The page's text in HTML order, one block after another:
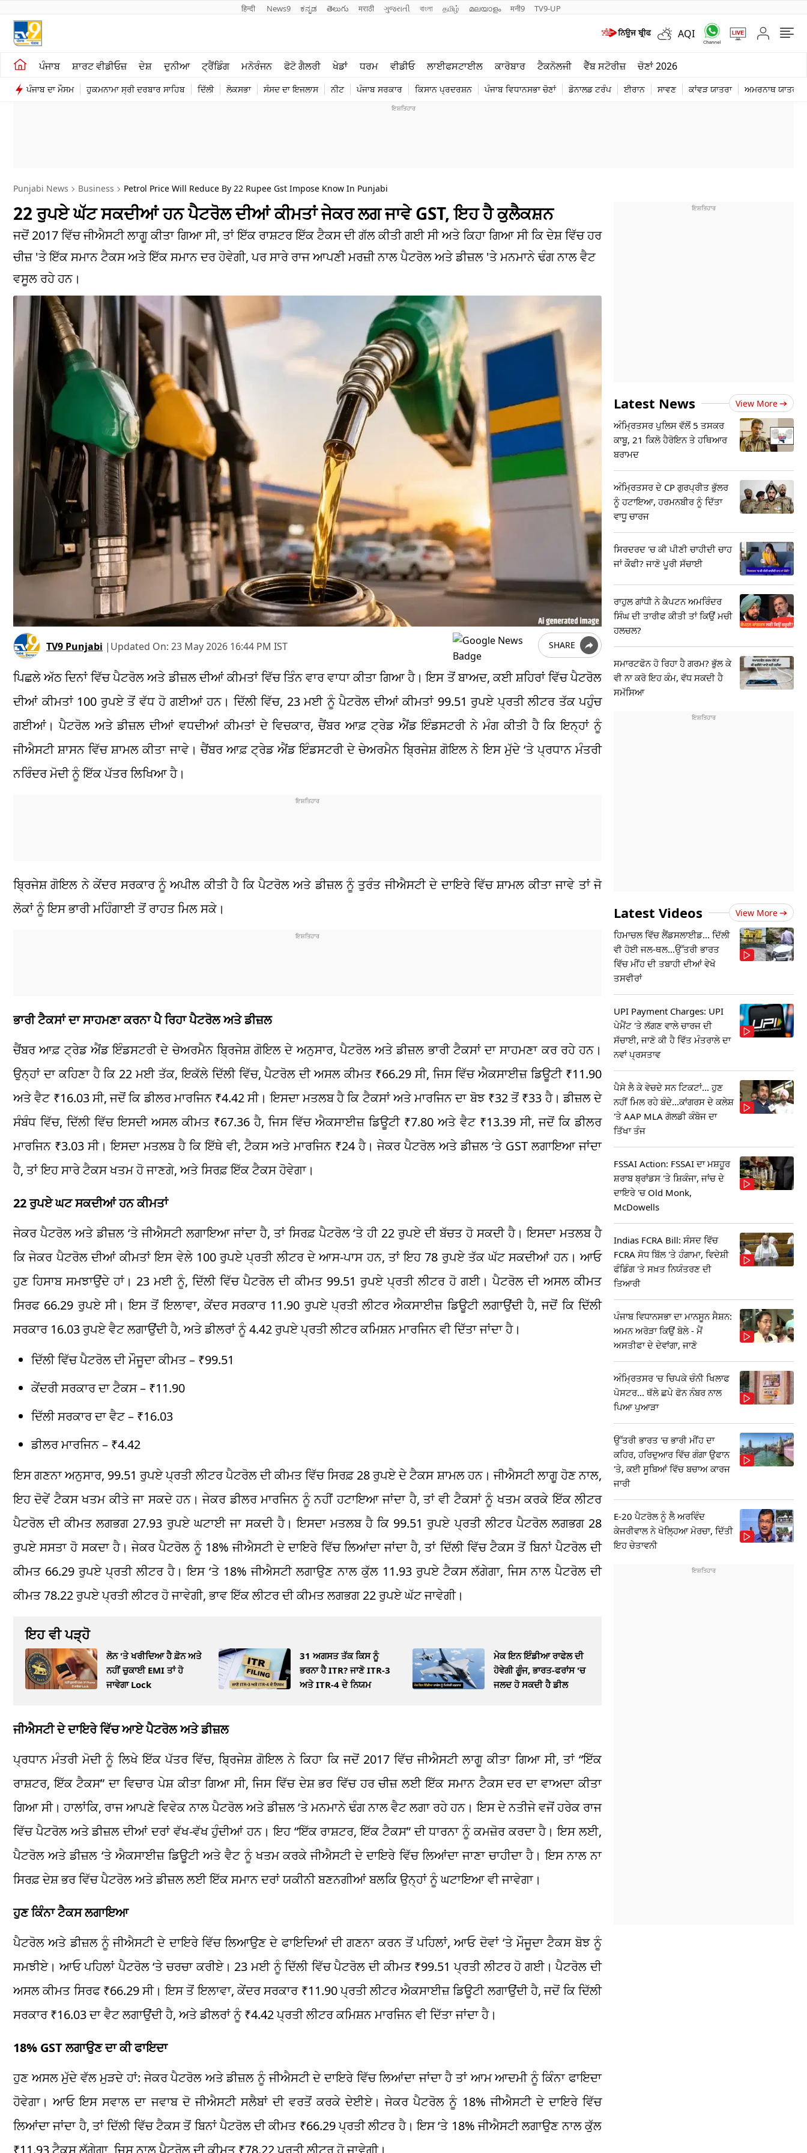
हिन्दी News9 ಕನ್ನಡ తెలుగు मराठी ગુજરાતી বাংলা தமிழ் മലയാളം मनी9 TV9-UP
AQI
ਪੰਜਾਬ ਸ਼ਾਰਟ ਵੀਡੀਓਜ਼ ਦੇਸ਼ ਦੁਨੀਆ ਟ੍ਰੈਂਡਿੰਗ ਮਨੋਰੰਜਨ ਫੋਟੋ ਗੈਲਰੀ ਖੇਡਾਂ ਧਰਮ ਵੀਡੀਓ ਲਾਈਫਸਟਾਈਲ ਕਾਰੋਬਾਰ ਟੈਕਨੋਲਜੀ ਵੈੱਬ ਸਟੋਰੀਜ਼ ਚੋਣਾਂ 2026
ਪੰਜਾਬ ਦਾ ਮੌਸਮ ਹੁਕਮਨਾਮਾ ਸ੍ਰੀ ਦਰਬਾਰ ਸਾਹਿਬ ਦਿੱਲੀ ਲੋਕਸਭਾ ਸੰਸਦ ਦਾ ਇਜਲਾਸ ਨੀਟ ਪੰਜਾਬ ਸਰਕਾਰ ਕਿਸਾਨ ਪ੍ਰਦਰਸ਼ਨ ਪੰਜਾਬ ਵਿਧਾਨਸਭਾ ਚੋਣਾਂ ਡੋਨਾਲਡ ਟਰੰਪ ਈਰਾਨ ਸਾਵਣ ਕਾਂਵੜ ਯਾਤਰਾ ਅਮਰਨਾਥ ਯਾਤਰਾ
ਖੇਤੀਬਾੜੀ
ਸ਼ਾਰਟ ਵੀਡੀਓਜ਼
ਮਨੋਰੰਜਨ
ਪੰਜਾਬ
ਟੈਕਨੋਲਜੀ
ਦੁਨੀਆ
Punjabi News Business Petrol Price Will Reduce By 22 Rupee Gst Impose Know In Punjabi
22 ਰੁਪਏ ਘੱਟ ਸਕਦੀਆਂ ਹਨ ਪੈਟਰੋਲ ਦੀਆਂ ਕੀਮਤਾਂ ਜੇਕਰ ਲਗ ਜਾਵੇ GST, ਇਹ ਹੈ ਕੁਲੈਕਸ਼ਨ
ਜਦੋਂ 2017 ਵਿੱਚ ਜੀਐਸਟੀ ਲਾਗੂ ਕੀਤਾ ਗਿਆ ਸੀ, ਤਾਂ ਇੱਕ ਰਾਸ਼ਟਰ ਇੱਕ ਟੈਕਸ ਦੀ ਗੱਲ ਕੀਤੀ ਗਈ ਸੀ ਅਤੇ ਕਿਹਾ ਗਿਆ ਸੀ ਕਿ ਦੇਸ਼ ਵਿੱਚ ਹਰ
ਚੀਜ਼ 'ਤੇ ਇੱਕ ਸਮਾਨ ਟੈਕਸ ਅਤੇ ਇੱਕ ਸਮਾਨ ਦਰ ਹੋਵੇਗੀ, ਪਰ ਸਾਰੇ ਰਾਜ ਆਪਣੀ ਮਰਜ਼ੀ ਨਾਲ ਪੈਟਰੋਲ ਅਤੇ ਡੀਜ਼ਲ 'ਤੇ ਮਨਮਾਨੇ ਢੰਗ ਨਾਲ ਵੈਟ
ਵਸੂਲ ਰਹੇ ਹਨ।
TV9 Punjabi | Updated On: 23 May 2026 16:44 PM IST SHARE
ਪਿਛਲੇ ਅੱਠ ਦਿਨਾਂ ਵਿੱਚ ਪੈਟਰੋਲ ਅਤੇ ਡੀਜ਼ਲ ਦੀਆਂ ਕੀਮਤਾਂ ਵਿੱਚ ਤਿੰਨ ਵਾਰ ਵਾਧਾ ਕੀਤਾ ਗਿਆ ਹੈ। ਇਸ ਤੋਂ ਬਾਅਦ, ਕਈ ਸ਼ਹਿਰਾਂ ਵਿੱਚ ਪੈਟਰੋਲ
ਦੀਆਂ ਕੀਮਤਾਂ 100 ਰੁਪਏ ਤੋਂ ਵੱਧ ਹੋ ਗਈਆਂ ਹਨ। ਦਿੱਲੀ ਵਿੱਚ, 23 ਮਈ ਨੂੰ ਪੈਟਰੋਲ ਦੀਆਂ ਕੀਮਤਾਂ 99.51 ਰੁਪਏ ਪ੍ਰਤੀ ਲੀਟਰ ਤੱਕ ਪਹੁੰਚ
ਗਈਆਂ। ਪੈਟਰੋਲ ਅਤੇ ਡੀਜ਼ਲ ਦੀਆਂ ਵਧਦੀਆਂ ਕੀਮਤਾਂ ਦੇ ਵਿਚਕਾਰ, ਚੈਂਬਰ ਆਫ਼ ਟ੍ਰੇਡ ਐਂਡ ਇੰਡਸਟਰੀ ਨੇ ਮੰਗ ਕੀਤੀ ਹੈ ਕਿ ਇਨ੍ਹਾਂ ਨੂੰ
ਜੀਐਸਟੀ ਸ਼ਾਸਨ ਵਿੱਚ ਸ਼ਾਮਲ ਕੀਤਾ ਜਾਵੇ। ਚੈਂਬਰ ਆਫ਼ ਟ੍ਰੇਡ ਐਂਡ ਇੰਡਸਟਰੀ ਦੇ ਚੇਅਰਮੈਨ ਬ੍ਰਿਜੇਸ਼ ਗੋਇਲ ਨੇ ਇਸ ਮੁੱਦੇ ‘ਤੇ ਪ੍ਰਧਾਨ ਮੰਤਰੀ
ਨਰਿੰਦਰ ਮੋਦੀ ਨੂੰ ਇੱਕ ਪੱਤਰ ਲਿਖਿਆ ਹੈ।
ਬ੍ਰਿਜੇਸ਼ ਗੋਇਲ ਨੇ ਕੇਂਦਰ ਸਰਕਾਰ ਨੂੰ ਅਪੀਲ ਕੀਤੀ ਹੈ ਕਿ ਪੈਟਰੋਲ ਅਤੇ ਡੀਜ਼ਲ ਨੂੰ ਤੁਰੰਤ ਜੀਐਸਟੀ ਦੇ ਦਾਇਰੇ ਵਿੱਚ ਸ਼ਾਮਲ ਕੀਤਾ ਜਾਵੇ ਤਾਂ ਜੋ
ਲੋਕਾਂ ਨੂੰ ਇਸ ਭਾਰੀ ਮਹਿੰਗਾਈ ਤੋਂ ਰਾਹਤ ਮਿਲ ਸਕੇ।
ਭਾਰੀ ਟੈਕਸਾਂ ਦਾ ਸਾਹਮਣਾ ਕਰਨਾ ਪੈ ਰਿਹਾ ਪੈਟਰੋਲ ਅਤੇ ਡੀਜ਼ਲ
ਚੈਂਬਰ ਆਫ਼ ਟ੍ਰੇਡ ਐਂਡ ਇੰਡਸਟਰੀ ਦੇ ਚੇਅਰਮੈਨ ਬ੍ਰਿਜੇਸ਼ ਗੋਇਲ ਦੇ ਅਨੁਸਾਰ, ਪੈਟਰੋਲ ਅਤੇ ਡੀਜ਼ਲ ਭਾਰੀ ਟੈਕਸਾਂ ਦਾ ਸਾਹਮਣਾ ਕਰ ਰਹੇ ਹਨ।
ਉਨ੍ਹਾਂ ਦਾ ਕਹਿਣਾ ਹੈ ਕਿ 22 ਮਈ ਤੱਕ, ਇਕੱਲੇ ਦਿੱਲੀ ਵਿੱਚ, ਪੈਟਰੋਲ ਦੀ ਅਸਲ ਕੀਮਤ ₹66.29 ਸੀ, ਜਿਸ ਵਿੱਚ ਐਕਸਾਈਜ਼ ਡਿਊਟੀ ₹11.90
ਅਤੇ ਵੈਟ ₹16.03 ਸੀ, ਜਦੋਂ ਕਿ ਡੀਲਰ ਮਾਰਜਿਨ ₹4.42 ਸੀ। ਇਸਦਾ ਮਤਲਬ ਹੈ ਕਿ ਟੈਕਸਾਂ ਅਤੇ ਮਾਰਜਿਨ ਦਾ ਬੋਝ ₹32 ਤੋਂ ₹33 ਹੈ। ਡੀਜ਼ਲ ਦੇ
ਸੰਬੰਧ ਵਿੱਚ, ਦਿੱਲੀ ਵਿੱਚ ਇਸਦੀ ਅਸਲ ਕੀਮਤ ₹67.36 ਹੈ, ਜਿਸ ਵਿੱਚ ਐਕਸਾਈਜ਼ ਡਿਊਟੀ ₹7.80 ਅਤੇ ਵੈਟ ₹13.39 ਸੀ, ਜਦੋਂ ਕਿ ਡੀਲਰ
ਮਾਰਜਿਨ ₹3.03 ਸੀ। ਇਸਦਾ ਮਤਲਬ ਹੈ ਕਿ ਇੱਥੇ ਵੀ, ਟੈਕਸ ਅਤੇ ਮਾਰਜਿਨ ₹24 ਹੈ। ਜੇਕਰ ਪੈਟਰੋਲ ਅਤੇ ਡੀਜ਼ਲ ‘ਤੇ GST ਲਗਾਇਆ ਜਾਂਦਾ
ਹੈ, ਤਾਂ ਇਹ ਸਾਰੇ ਟੈਕਸ ਖਤਮ ਹੋ ਜਾਣਗੇ, ਅਤੇ ਸਿਰਫ਼ ਇੱਕ ਟੈਕਸ ਹੋਵੇਗਾ।
22 ਰੁਪਏ ਘਟ ਸਕਦੀਆਂ ਹਨ ਕੀਮਤਾਂ
ਜੇਕਰ ਪੈਟਰੋਲ ਅਤੇ ਡੀਜ਼ਲ ‘ਤੇ ਜੀਐਸਟੀ ਲਗਾਇਆ ਜਾਂਦਾ ਹੈ, ਤਾਂ ਸਿਰਫ਼ ਪੈਟਰੋਲ ‘ਤੇ ਹੀ 22 ਰੁਪਏ ਦੀ ਬੱਚਤ ਹੋ ਸਕਦੀ ਹੈ। ਇਸਦਾ ਮਤਲਬ ਹੈ
ਕਿ ਜੇਕਰ ਪੈਟਰੋਲ ਦੀਆਂ ਕੀਮਤਾਂ ਇਸ ਵੇਲੇ 100 ਰੁਪਏ ਪ੍ਰਤੀ ਲੀਟਰ ਦੇ ਆਸ-ਪਾਸ ਹਨ, ਤਾਂ ਇਹ 78 ਰੁਪਏ ਤੱਕ ਘੱਟ ਸਕਦੀਆਂ ਹਨ। ਆਓ
ਹੁਣ ਹਿਸਾਬ ਸਮਝਾਉਂਦੇ ਹਾਂ। 23 ਮਈ ਨੂੰ, ਦਿੱਲੀ ਵਿੱਚ ਪੈਟਰੋਲ ਦੀ ਕੀਮਤ 99.51 ਰੁਪਏ ਪ੍ਰਤੀ ਲੀਟਰ ਹੋ ਗਈ। ਪੈਟਰੋਲ ਦੀ ਅਸਲ ਕੀਮਤ
ਸਿਰਫ 66.29 ਰੁਪਏ ਸੀ। ਇਸ ਤੋਂ ਇਲਾਵਾ, ਕੇਂਦਰ ਸਰਕਾਰ 11.90 ਰੁਪਏ ਪ੍ਰਤੀ ਲੀਟਰ ਐਕਸਾਈਜ਼ ਡਿਊਟੀ ਲਗਾਉਂਦੀ ਹੈ, ਜਦੋਂ ਕਿ ਦਿੱਲੀ
ਸਰਕਾਰ 16.03 ਰੁਪਏ ਵੈਟ ਲਗਾਉਂਦੀ ਹੈ, ਅਤੇ ਡੀਲਰਾਂ ਨੂੰ 4.42 ਰੁਪਏ ਪ੍ਰਤੀ ਲੀਟਰ ਕਮਿਸ਼ਨ ਮਾਰਜਿਨ ਵੀ ਦਿੱਤਾ ਜਾਂਦਾ ਹੈ।
ਦਿੱਲੀ ਵਿੱਚ ਪੈਟਰੋਲ ਦੀ ਮੌਜੂਦਾ ਕੀਮਤ – ₹99.51
ਕੇਂਦਰੀ ਸਰਕਾਰ ਦਾ ਟੈਕਸ – ₹11.90
ਦਿੱਲੀ ਸਰਕਾਰ ਦਾ ਵੈਟ – ₹16.03
ਡੀਲਰ ਮਾਰਜਿਨ – ₹4.42
ਇਸ ਗਣਨਾ ਅਨੁਸਾਰ, 99.51 ਰੁਪਏ ਪ੍ਰਤੀ ਲੀਟਰ ਪੈਟਰੋਲ ਦੀ ਕੀਮਤ ਵਿੱਚ ਸਿਰਫ਼ 28 ਰੁਪਏ ਦੇ ਟੈਕਸ ਸ਼ਾਮਲ ਹਨ। ਜੀਐਸਟੀ ਲਾਗੂ ਹੋਣ ਨਾਲ,
ਇਹ ਦੋਵੇਂ ਟੈਕਸ ਖਤਮ ਕੀਤੇ ਜਾ ਸਕਦੇ ਹਨ। ਜੇਕਰ ਡੀਲਰ ਮਾਰਜਿਨ ਨੂੰ ਨਹੀਂ ਹਟਾਇਆ ਜਾਂਦਾ ਹੈ, ਤਾਂ ਵੀ ਟੈਕਸਾਂ ਨੂੰ ਖਤਮ ਕਰਕੇ ਇੱਕ ਲੀਟਰ
ਪੈਟਰੋਲ ਦੀ ਕੀਮਤ ਲਗਭਗ 27.93 ਰੁਪਏ ਘਟਾਈ ਜਾ ਸਕਦੀ ਹੈ। ਇਸਦਾ ਮਤਲਬ ਹੈ ਕਿ 99.51 ਰੁਪਏ ਪ੍ਰਤੀ ਲੀਟਰ ਪੈਟਰੋਲ ਲਗਭਗ 28
ਰੁਪਏ ਸਸਤਾ ਹੋ ਸਕਦਾ ਹੈ। ਜੇਕਰ ਪੈਟਰੋਲ ਨੂੰ 18% ਜੀਐਸਟੀ ਦੇ ਦਾਇਰੇ ਵਿੱਚ ਲਿਆਂਦਾ ਜਾਂਦਾ ਹੈ, ਤਾਂ ਦਿੱਲੀ ਵਿੱਚ ਟੈਕਸ ਤੋਂ ਬਿਨਾਂ ਪੈਟਰੋਲ ਦੀ
ਕੀਮਤ 66.29 ਰੁਪਏ ਪ੍ਰਤੀ ਲੀਟਰ ਹੈ। ਇਸ ‘ਤੇ 18% ਜੀਐਸਟੀ ਲਗਾਉਣ ਨਾਲ ਕੁੱਲ 11.93 ਰੁਪਏ ਟੈਕਸ ਲੱਗੇਗਾ, ਜਿਸ ਨਾਲ ਪੈਟਰੋਲ ਦੀ
ਕੀਮਤ 78.22 ਰੁਪਏ ਪ੍ਰਤੀ ਲੀਟਰ ਹੋ ਜਾਵੇਗੀ, ਭਾਵ ਇੱਕ ਲੀਟਰ ਦੀ ਕੀਮਤ ਲਗਭਗ 22 ਰੁਪਏ ਘੱਟ ਜਾਵੇਗੀ।
ਇਹ ਵੀ ਪੜ੍ਹੋ
ਲੋਨ 'ਤੇ ਖਰੀਦਿਆ ਹੈ ਫ਼ੋਨ ਅਤੇ
ਨਹੀਂ ਚੁਕਾਈ EMI ਤਾਂ ਹੋ
ਜਾਵੇਗਾ Lock
31 ਅਗਸਤ ਤੱਕ ਕਿਸ ਨੂੰ
ਭਰਨਾ ਹੈ ITR? ਜਾਣੋ ITR-3
ਅਤੇ ITR-4 ਦੇ ਨਿਯਮ
ਮੇਕ ਇਨ ਇੰਡੀਆ ਰਾਫੇਲ ਦੀ
ਹੋਵੇਗੀ ਗੂੰਜ, ਭਾਰਤ-ਫਰਾਂਸ 'ਚ
ਜਲਦ ਹੋ ਸਕਦੀ ਹੈ ਡੀਲ
ਜੀਐਸਟੀ ਦੇ ਦਾਇਰੇ ਵਿੱਚ ਆਏ ਪੈਟਰੋਲ ਅਤੇ ਡੀਜ਼ਲ
ਪ੍ਰਧਾਨ ਮੰਤਰੀ ਮੋਦੀ ਨੂੰ ਲਿਖੇ ਇੱਕ ਪੱਤਰ ਵਿੱਚ, ਬ੍ਰਿਜੇਸ਼ ਗੋਇਲ ਨੇ ਕਿਹਾ ਕਿ ਜਦੋਂ 2017 ਵਿੱਚ ਜੀਐਸਟੀ ਲਾਗੂ ਕੀਤਾ ਗਿਆ ਸੀ, ਤਾਂ “ਇੱਕ
ਰਾਸ਼ਟਰ, ਇੱਕ ਟੈਕਸ” ਦਾ ਵਿਚਾਰ ਪੇਸ਼ ਕੀਤਾ ਗਿਆ ਸੀ, ਜਿਸ ਵਿੱਚ ਦੇਸ਼ ਭਰ ਵਿੱਚ ਹਰ ਚੀਜ਼ ਲਈ ਇੱਕ ਸਮਾਨ ਟੈਕਸ ਦਰ ਦਾ ਵਾਅਦਾ ਕੀਤਾ
ਗਿਆ ਸੀ। ਹਾਲਾਂਕਿ, ਰਾਜ ਆਪਣੇ ਵਿਵੇਕ ਨਾਲ ਪੈਟਰੋਲ ਅਤੇ ਡੀਜ਼ਲ ‘ਤੇ ਮਨਮਾਨੇ ਢੰਗ ਨਾਲ ਵੈਟ ਲਗਾ ਰਹੇ ਹਨ। ਇਸ ਦੇ ਨਤੀਜੇ ਵਜੋਂ ਹਰੇਕ ਰਾਜ
ਵਿੱਚ ਪੈਟਰੋਲ ਅਤੇ ਡੀਜ਼ਲ ਦੀਆਂ ਦਰਾਂ ਵੱਖ-ਵੱਖ ਹੁੰਦੀਆਂ ਹਨ। ਇਹ “ਇੱਕ ਰਾਸ਼ਟਰ, ਇੱਕ ਟੈਕਸ” ਦੀ ਧਾਰਨਾ ਨੂੰ ਕਮਜ਼ੋਰ ਕਰਦਾ ਹੈ। ਇਸ ਲਈ,
ਪੈਟਰੋਲ ਅਤੇ ਡੀਜ਼ਲ ‘ਤੇ ਐਕਸਾਈਜ਼ ਡਿਊਟੀ ਅਤੇ ਵੈਟ ਨੂੰ ਖਤਮ ਕਰਕੇ ਜੀਐਸਟੀ ਦੇ ਦਾਇਰੇ ਵਿੱਚ ਲਿਆਂਦਾ ਜਾਣਾ ਚਾਹੀਦਾ ਹੈ। ਇਸ ਨਾਲ ਨਾ
ਸਿਰਫ਼ ਦੇਸ਼ ਭਰ ਵਿੱਚ ਪੈਟਰੋਲ ਅਤੇ ਡੀਜ਼ਲ ਲਈ ਇੱਕ ਸਮਾਨ ਦਰਾਂ ਯਕੀਨੀ ਬਣਨਗੀਆਂ ਬਲਕਿ ਉਨ੍ਹਾਂ ਨੂੰ ਘਟਾਇਆ ਵੀ ਜਾਵੇਗਾ।
ਹੁਣ ਕਿੰਨਾ ਟੈਕਸ ਲਗਾਇਆ
ਪੈਟਰੋਲ ਅਤੇ ਡੀਜ਼ਲ ਨੂੰ ਜੀਐਸਟੀ ਦੇ ਦਾਇਰੇ ਵਿੱਚ ਲਿਆਉਣ ਦੇ ਫਾਇਦਿਆਂ ਦੀ ਗਣਨਾ ਕਰਨ ਤੋਂ ਪਹਿਲਾਂ, ਆਓ ਦੋਵਾਂ ‘ਤੇ ਮੌਜੂਦਾ ਟੈਕਸ ਬੋਝ ਨੂੰ
ਸਮਝੀਏ। ਆਓ ਪਹਿਲਾਂ ਪੈਟਰੋਲ ‘ਤੇ ਚਰਚਾ ਕਰੀਏ। 23 ਮਈ ਨੂੰ ਦਿੱਲੀ ਵਿੱਚ ਪੈਟਰੋਲ ਦੀ ਕੀਮਤ ₹99.51 ਪ੍ਰਤੀ ਲੀਟਰ ਹੋ ਗਈ। ਪੈਟਰੋਲ ਦੀ
ਅਸਲ ਕੀਮਤ ਸਿਰਫ ₹66.29 ਸੀ। ਇਸ ਤੋਂ ਇਲਾਵਾ, ਕੇਂਦਰ ਸਰਕਾਰ ₹11.90 ਪ੍ਰਤੀ ਲੀਟਰ ਐਕਸਾਈਜ਼ ਡਿਊਟੀ ਲਗਾਉਂਦੀ ਹੈ, ਜਦੋਂ ਕਿ ਦਿੱਲੀ
ਸਰਕਾਰ ₹16.03 ਦਾ ਵੈਟ ਲਗਾਉਂਦੀ ਹੈ, ਅਤੇ ਡੀਲਰਾਂ ਨੂੰ ₹4.42 ਪ੍ਰਤੀ ਲੀਟਰ ਕਮਿਸ਼ਨ ਮਾਰਜਿਨ ਵੀ ਦਿੱਤਾ ਜਾਂਦਾ ਹੈ।
18% GST ਲਗਾਉਣ ਦਾ ਕੀ ਫਾਇਦਾ
ਹੁਣ ਅਸਲ ਮੁੱਦੇ ਵੱਲ ਮੁੜਦੇ ਹਾਂ: ਜੇਕਰ ਪੈਟਰੋਲ ਅਤੇ ਡੀਜ਼ਲ ਨੂੰ ਜੀਐਸਟੀ ਦੇ ਦਾਇਰੇ ਵਿੱਚ ਲਿਆਂਦਾ ਜਾਂਦਾ ਹੈ ਤਾਂ ਆਮ ਆਦਮੀ ਨੂੰ ਕਿੰਨਾ ਫਾਇਦਾ
ਹੋਵੇਗਾ। ਆਓ ਇਸ ਸਵਾਲ ਦਾ ਜਵਾਬ ਦੋ ਜੀਐਸਟੀ ਸਲੈਬਾਂ ਦੀ ਵਰਤੋਂ ਕਰਕੇ ਦੇਈਏ। ਜੇਕਰ ਪੈਟਰੋਲ ਨੂੰ 18% ਜੀਐਸਟੀ ਦੇ ਦਾਇਰੇ ਵਿੱਚ
ਲਿਆਂਦਾ ਜਾਂਦਾ ਹੈ, ਤਾਂ ਦਿੱਲੀ ਵਿੱਚ ਟੈਕਸ ਤੋਂ ਬਿਨਾਂ ਪੈਟਰੋਲ ਦੀ ਕੀਮਤ ₹66.29 ਪ੍ਰਤੀ ਲੀਟਰ ਹੈ। ਇਸ ‘ਤੇ 18% ਜੀਐਸਟੀ ਲਗਾਉਣ ਨਾਲ ਕੁੱਲ
₹11.93 ਟੈਕਸ ਲੱਗੇਗਾ, ਜਿਸ ਨਾਲ ਪੈਟਰੋਲ ਦੀ ਕੀਮਤ ₹78.22 ਪ੍ਰਤੀ ਲੀਟਰ ਹੋ ਜਾਵੇਗੀ।
Latest News View More
ਅੰਮ੍ਰਿਤਸਰ ਪੁਲਿਸ ਵੱਲੋਂ 5 ਤਸਕਰ
ਕਾਬੂ, 21 ਕਿਲੋ ਹੈਰੋਇਨ ਤੇ ਹਥਿਆਰ
ਬਰਾਮਦ
ਅੰਮ੍ਰਿਤਸਰ ਦੇ CP ਗੁਰਪ੍ਰੀਤ ਭੁੱਲਰ
ਨੂੰ ਹਟਾਇਆ, ਹਰਮਨਬੀਰ ਨੂੰ ਦਿੱਤਾ
ਵਾਧੂ ਚਾਰਜ
ਸਿਰਦਰਦ 'ਚ ਕੀ ਪੀਣੀ ਚਾਹੀਦੀ ਚਾਹ
ਜਾਂ ਕੌਫੀ? ਜਾਣੋ ਪੂਰੀ ਸੱਚਾਈ
ਰਾਹੁਲ ਗਾਂਧੀ ਨੇ ਕੈਪਟਨ ਅਮਰਿੰਦਰ
ਸਿੰਘ ਦੀ ਤਾਰੀਫ ਕੀਤੀ ਤਾਂ ਕਿਉਂ ਮਚੀ
ਹਲਚਲ?
ਸਮਾਰਟਫੋਨ ਹੋ ਰਿਹਾ ਹੈ ਗਰਮ? ਭੁੱਲ ਕੇ
ਵੀ ਨਾ ਕਰੋ ਇਹ ਕੰਮ, ਵੱਧ ਸਕਦੀ ਹੈ
ਸਮੱਸਿਆ
Latest Videos View More
ਹਿਮਾਚਲ ਵਿੱਚ ਲੈਂਡਸਲਾਈਡ... ਦਿੱਲੀ
ਵੀ ਹੋਈ ਜਲ-ਥਲ...ਉੱਤਰੀ ਭਾਰਤ
ਵਿੱਚ ਮੀਂਹ ਦੀ ਤਬਾਹੀ ਦੀਆਂ ਵੇਖੋ
ਤਸਵੀਰਾਂ
UPI Payment Charges: UPI
ਪੇਮੈਂਟ 'ਤੇ ਲੱਗਣ ਵਾਲੇ ਚਾਰਜ ਦੀ
ਸੱਚਾਈ, ਜਾਣੋ ਕੀ ਹੈ ਵਿੱਤ ਮੰਤਰਾਲੇ ਦਾ
ਨਵਾਂ ਪ੍ਰਸਤਾਵ
ਪੈਸੇ ਲੈ ਕੇ ਵੇਚਦੇ ਸਨ ਟਿਕਟਾਂ... ਹੁਣ
ਨਹੀਂ ਮਿਲ ਰਹੇ ਬੰਦੇ...ਕਾਂਗਰਸ ਦੇ ਕਲੇਸ਼
'ਤੇ AAP MLA ਗੋਲਡੀ ਕੰਬੋਜ ਦਾ
ਤਿੱਖਾ ਤੰਜ
FSSAI Action: FSSAI ਦਾ ਮਸ਼ਹੂਰ
ਸ਼ਰਾਬ ਬ੍ਰਾਂਡਸ 'ਤੇ ਸ਼ਿਕੰਜਾ, ਜਾਂਚ ਦੇ
ਦਾਇਰੇ 'ਚ Old Monk,
McDowells
Indias FCRA Bill: ਸੰਸਦ ਵਿੱਚ
FCRA ਸੋਧ ਬਿੱਲ 'ਤੇ ਹੰਗਾਮਾ, ਵਿਦੇਸ਼ੀ
ਫੰਡਿੰਗ 'ਤੇ ਸਖ਼ਤ ਨਿਯੰਤਰਣ ਦੀ
ਤਿਆਰੀ
ਪੰਜਾਬ ਵਿਧਾਨਸਭਾ ਦਾ ਮਾਨਸੂਨ ਸੈਸ਼ਨ:
ਅਮਨ ਅਰੋੜਾ ਕਿਉਂ ਬੋਲੇ - ਮੈਂ
ਅਸਤੀਫਾ ਦੇ ਦੇਵਾਂਗਾ, ਜਾਣੋ
ਅੰਮ੍ਰਿਤਸਰ 'ਚ ਚਿਪਕੇ ਚੰਨੀ ਖਿਲਾਫ
ਪੋਸਟਰ... ਥੱਲੇ ਛਪੇ ਫੋਨ ਨੰਬਰ ਨਾਲ
ਪਿਆ ਪੁਆੜਾ
ਉੱਤਰੀ ਭਾਰਤ 'ਚ ਭਾਰੀ ਮੀਂਹ ਦਾ
ਕਹਿਰ, ਹਰਿਦੁਆਰ ਵਿੱਚ ਗੰਗਾ ਉਫਾਨ
'ਤੇ, ਕਈ ਸੂਬਿਆਂ ਵਿੱਚ ਬਚਾਅ ਕਾਰਜ
ਜਾਰੀ
E-20 ਪੈਟਰੋਲ ਨੂੰ ਲੈ ਅਰਵਿੰਦ
ਕੇਜਰੀਵਾਲ ਨੇ ਖੋਲ੍ਹਿਆ ਮੋਰਚਾ, ਦਿੱਤੀ
ਇਹ ਚੇਤਾਵਨੀ